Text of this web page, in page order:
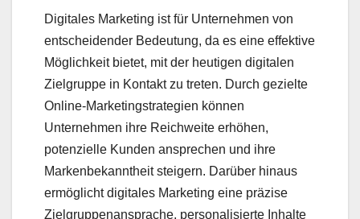
Digitales Marketing ist für Unternehmen von
entscheidender Bedeutung, da es eine effektive
Möglichkeit bietet, mit der heutigen digitalen
Zielgruppe in Kontakt zu treten. Durch gezielte
Online-Marketingstrategien können
Unternehmen ihre Reichweite erhöhen,
potenzielle Kunden ansprechen und ihre
Markenbekanntheit steigern. Darüber hinaus
ermöglicht digitales Marketing eine präzise
Zielgruppenansprache, personalisierte Inhalte